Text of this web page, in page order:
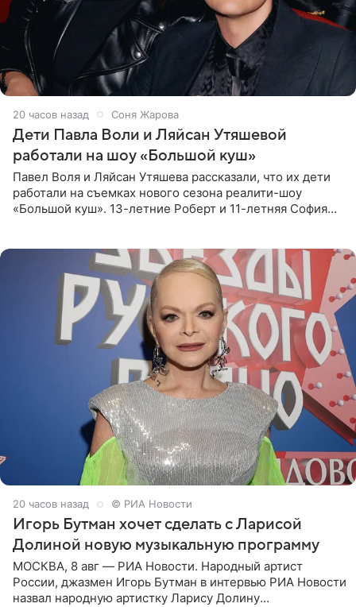
20 часов назад Соня Жарова
Дети Павла Воли и Ляйсан Утяшевой
работали на шоу «Большой куш»
Павел Воля и Ляйсан Утяшева рассказали, что их дети
работали на съемках нового сезона реалити-шоу
«Большой куш». 13-летние Роберт и 11-летняя София
20 часов назад © РИА Новости
Игорь Бутман хочет сделать с Ларисой
Долиной новую музыкальную программу
МОСКВА, 8 авг — РИА Новости. Народный артист
России, джазмен Игорь Бутман в интервью РИА Новости
назвал народную артистку Ларису Долину